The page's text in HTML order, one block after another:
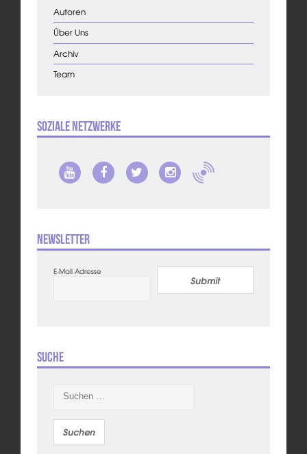
Autoren
Über Uns
Archiv
Team
Soziale Netzwerke
Newsletter
E-Mail Adresse
Submit
Suche
nach: